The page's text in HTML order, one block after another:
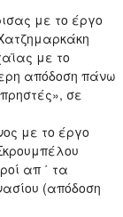
με το έργο
με το
απόδοση πάνω
σε
με το έργο
απ ΄ τα
(απόδοση